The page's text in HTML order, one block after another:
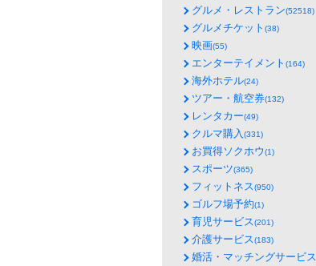
グルメ・レストラン(52518)
グルメチケット (38)
映画(55)
エンターテイメント (164)
海外ホテル(24)
ツアー・航空券(132)
レンタカー(49)
クルマ購入 (331)
お買得ソクホウ(1)
スポーツ(365)
フィットネス(950)
ゴルフ場予約(1)
育児サービス(201)
介護サービス(183)
婚活・マッチングサービス